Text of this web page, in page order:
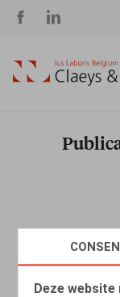
Deze
Social